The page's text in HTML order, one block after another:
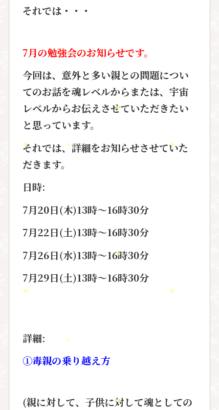
それでは・・・
7月の勉強会のお知らせです。
今回は、意外と多い親との問題につい
てのお話を魂レベルからまたは、 宇宙
レベルからお伝えさせていただきたい
と思っています。
それでは、詳細をお知らせさせていた
だきます。
日時:
7月20日(木)13時〜16時30分
7月22日(土)13時〜16時30分
7月26日(水)13時〜16時30分
7月29日(土)13時〜16時30分
詳細:
①毒親の乗り越え方
(親に対して、子供に対して魂としての